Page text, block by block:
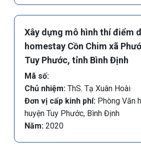
Xây dựng mô hình thí điểm
homestay Cồn Chim xã
Tuy Phước, tỉnh Bình Định
Mã số:
Chủ nhiệm:ThS. Tạ Xuân Hoài
Đơn vị cấp kinh phí:Phòng Văn
huyện Tuy Phước, Bình Định
Năm:2020